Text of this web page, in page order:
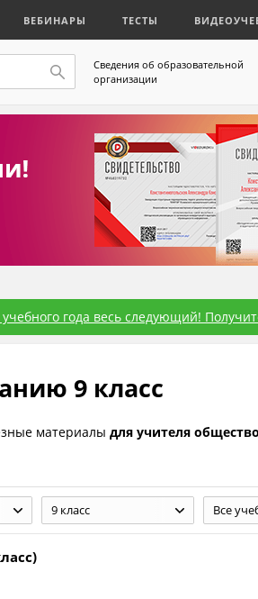
ВЕБИНАРЫ ТЕСТЫ
Сведения об образовательной
организации
года весь следующий!
9 класс
материалы для учителя
9 класс Все